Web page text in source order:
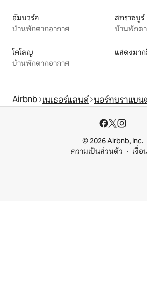
ฮัมบวร์ค
บ้านพักตากอากาศ
สทราซบูร์
บ้านพักต
โคโลญ
บ้านพักตากอากาศ
แสดงมา
Airbnb เนเธอร์แลนด์ นอร์ทบราแบน
© 2026 Airbnb, Inc.
ความเป็นส่วนตัว
เงื่อ